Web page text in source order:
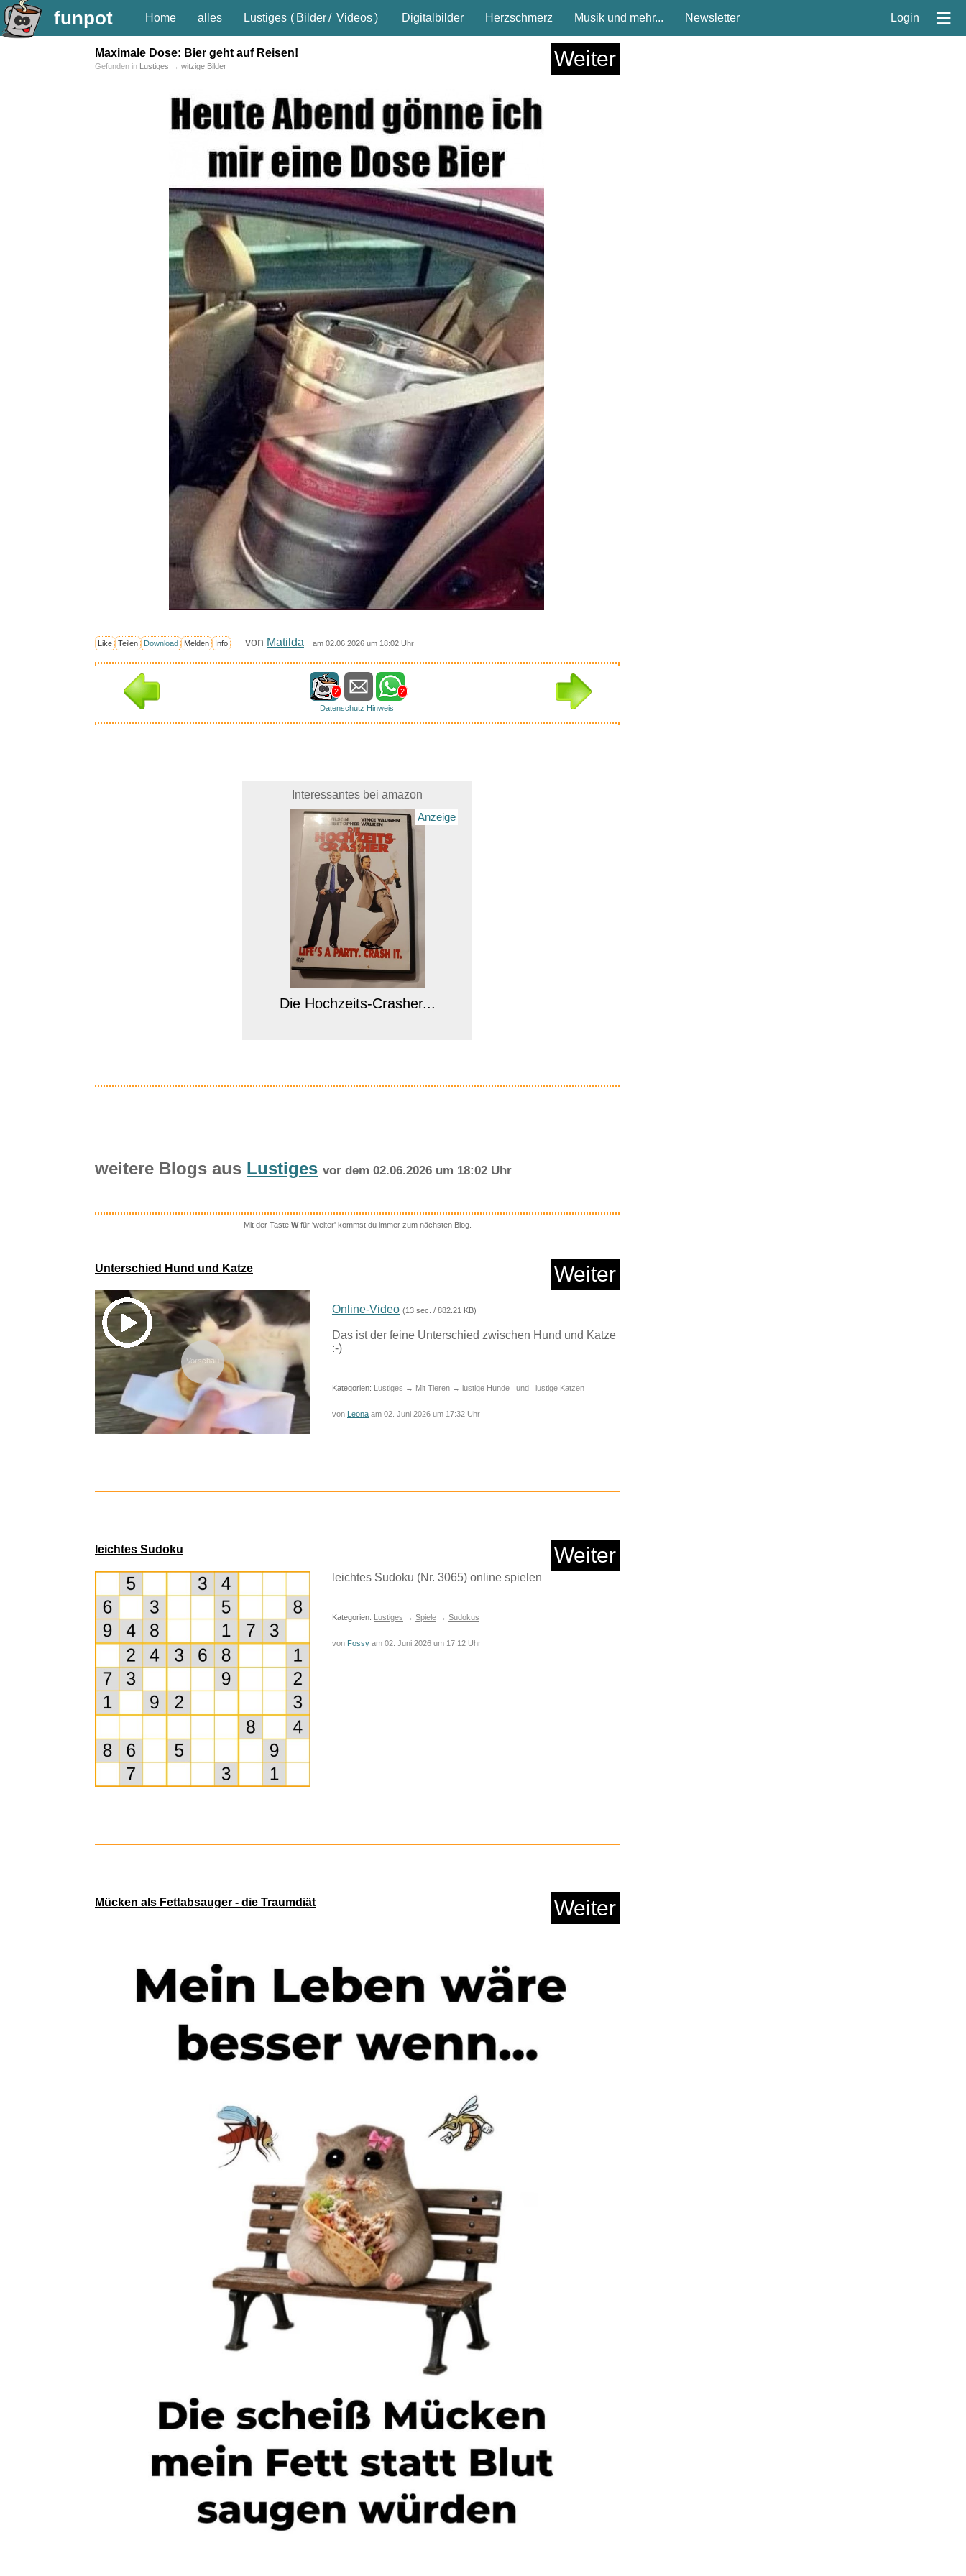
funpot Home alles Lustiges ( Bilder/ Videos) Digitalbilder Herzschmerz Musik und mehr... Newsletter Login ≡
Maximale Dose: Bier geht auf Reisen! Weiter
Gefunden in Lustiges → witzige Bilder
Like Teilen Download Melden Info von Matilda am 02.06.2026 um 18:02 Uhr
2
2
Datenschutz Hinweis
Interessantes bei amazon
Anzeige
Die Hochzeits-Crasher...
Anzeige
La Blessure 1981 / Cutter's Wa...
tizi Knubbi Spirale zur Kabelc...
Insektenvernichter elektrisch ...
Anzeige
Speedlink Velox - Wireless
RGB...
Anzeige
JOIUXNER Makeup-Spiegel-Etui
Anzeige
weitere Blogs aus Lustiges vor dem 02.06.2026 um 18:02 Uhr
Mit der Taste Wfür 'weiter' kommst du immer zum nächsten Blog.
Unterschied Hund und Katze Weiter
Vorschau
Online-Video (13 sec. / 882.21 KB)
Das ist der feine Unterschied zwischen Hund und Katze
:-)
Kategorien: Lustiges → Mit Tieren → lustige Hunde und lustige Katzen
von Leona am 02. Juni 2026 um 17:32 Uhr
leichtes Sudoku Weiter
leichtes Sudoku (Nr. 3065) online spielen
Kategorien: Lustiges → Spiele → Sudokus
von Fossy am 02. Juni 2026 um 17:12 Uhr
Mücken als Fettabsauger - die Traumdiät Weiter